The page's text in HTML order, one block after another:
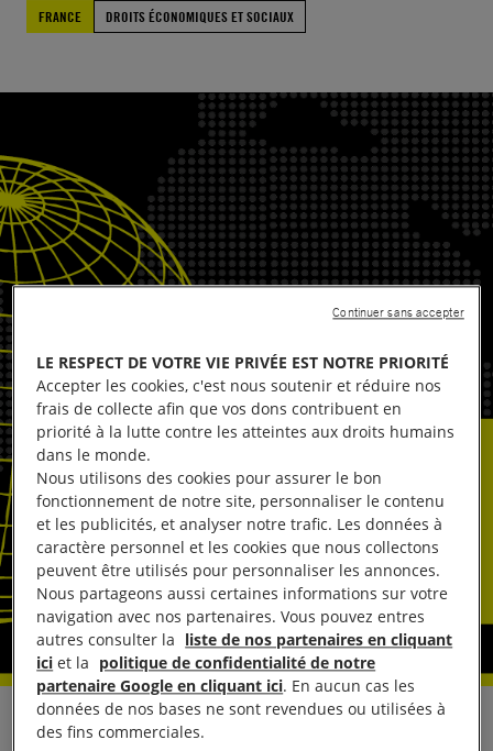
FRANCE
DROITS ÉCONOMIQUES ET SOCIAUX
A la veille de l’expulsion programmée du bidonville
LE RESPECT DE VOTRE VIE PRIVÉE EST NOTRE PRIORITÉ
Accepter les cookies, c'est nous soutenir et réduire nos
frais de collecte afin que vos dons contribuent en
priorité à la lutte contre les atteintes aux droits humains
dans le monde.
Nous utilisons des cookies pour assurer le bon
fonctionnement de notre site, personnaliser le contenu
et les publicités, et analyser notre trafic. Les données à
caractère personnel et les cookies que nous collectons
peuvent être utilisés pour personnaliser les annonces.
Nous partageons aussi certaines informations sur votre
navigation avec nos partenaires. Vous pouvez entres
autres consulter la liste de nos partenaires en cliquant
ici et la politique de confidentialité de notre
partenaire Google en cliquant ici. En aucun cas les
données de nos bases ne sont revendues ou utilisées à
des fins commerciales.
Continuer sans accepter